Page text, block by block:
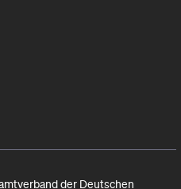
der Deutschen